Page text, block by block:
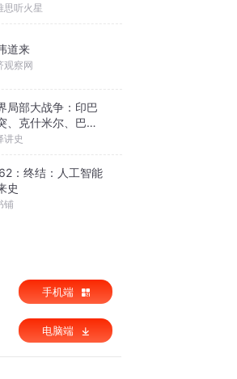
思听火星
道来
观察网
局部大战争：印巴
、克什米尔、巴以
讲史
：终结：人工智能
史
铺
手机端
电脑端